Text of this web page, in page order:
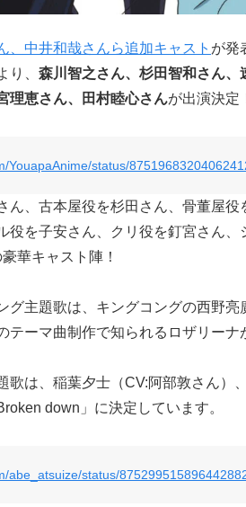
、中井和哉さんら追加キャスト が発
り、 森川智之さん、杉田智和さん
理恵さん、田村睦心さんが出演決定
YouapaAnime/status/
ん、古本屋役を杉田さん、骨董屋
役を子安さん、クリ役を釘宮さん、
華キャスト陣！
グ主題歌は、キングコングの西野
テーマ曲制作で知られるロザリー
歌は、稲葉夕士（CV:阿部敦さん）
down」に決定しています。
abe_atsuize/status/